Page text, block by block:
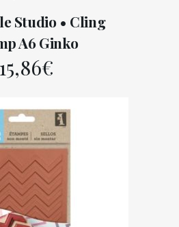
Studio • Cling
A6 Ginko
15,86€